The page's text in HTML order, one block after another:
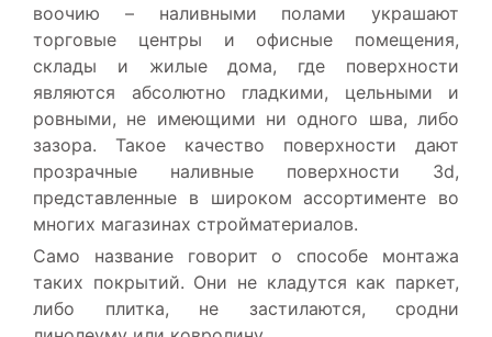
воочию – наливными полами украшают
торговые центры и офисные помещения,
склады и жилые дома, где поверхности
являются абсолютно гладкими, цельными и
ровными, не имеющими ни одного шва, либо
зазора. Такое качество поверхности дают
прозрачные наливные поверхности 3d,
представленные в широком ассортименте во
многих магазинах стройматериалов.
Само название говорит о способе монтажа
таких покрытий. Они не кладутся как паркет,
либо плитка, не застилаются, сродни